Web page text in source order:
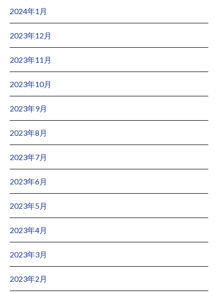
2024年1月
2023年12月
2023年11月
2023年10月
2023年9月
2023年8月
2023年7月
2023年6月
2023年5月
2023年4月
2023年3月
2023年2月